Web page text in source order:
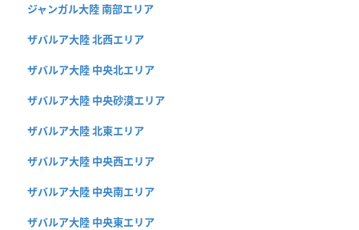
ジャンガル大陸 南部エリア
ザバルア大陸 北西エリア
ザバルア大陸 中央北エリア
ザバルア大陸 中央砂漠エリア
ザバルア大陸 北東エリア
ザバルア大陸 中央西エリア
ザバルア大陸 中央南エリア
ザバルア大陸 中央東エリア